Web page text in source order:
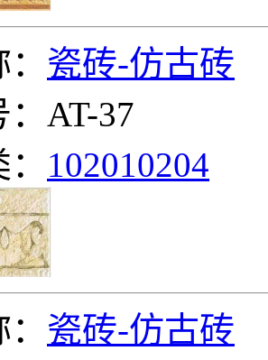
瓷砖-仿古砖
AT-37
102010204
瓷砖-仿古砖